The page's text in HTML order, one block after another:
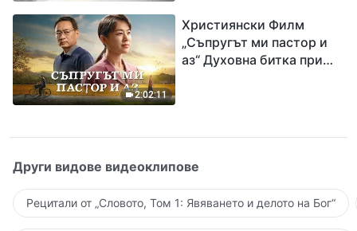
Исус
2:02:11
Християнски Филм
„Съпругът ми пастор и
аз“ Духовна битка при
Други видове видеоклипове
Рецитали от „Словото, Том 1: Явяването и делото на Бог“